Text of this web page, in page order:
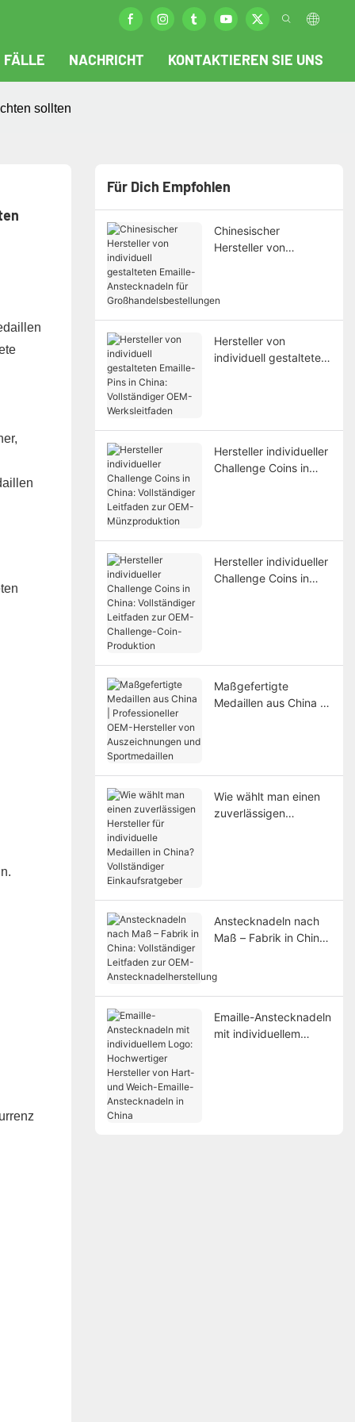
FÄLLE NACHRICHT KONTAKTIEREN SIE UNS
sollten
Für Dich Empfohlen
Chinesischer
Hersteller von
für
Hersteller von
individuell gestalteten
Hersteller individueller
Challenge Coins in
Hersteller individueller
Challenge Coins in
Maßgefertigte
Medaillen aus China |
Wie wählt man einen
zuverlässigen
Anstecknadeln nach
Maß – Fabrik in China:
Emaille-Anstecknadeln
mit individuellem